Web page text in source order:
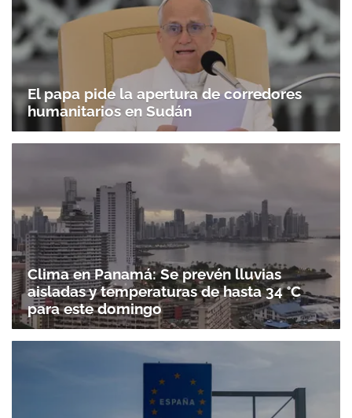
El papa pide la apertura de corredores
humanitarios en Sudán
Clima en Panamá: Se prevén lluvias
aisladas y temperaturas de hasta 34 °C
para este domingo